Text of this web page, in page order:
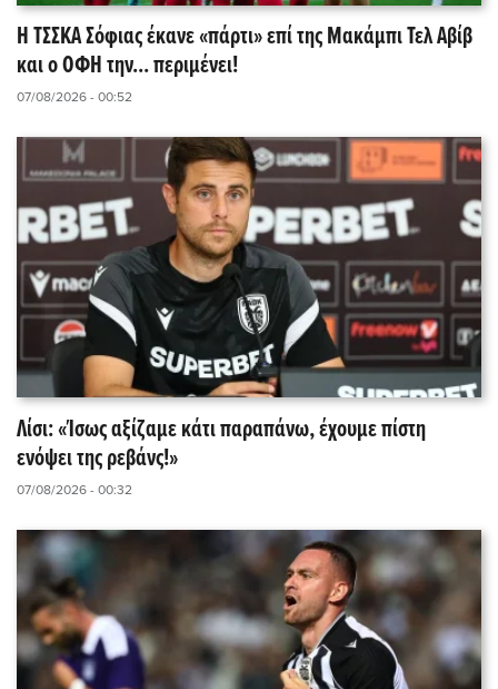
Η ΤΣΣΚΑ Σόφιας έκανε «πάρτι» επί της Μακάμπι Τελ Αβίβ
και ο ΟΦΗ την... περιμένει!
07/08/2026 - 00:52
Λίσι: «Ίσως αξίζαμε κάτι παραπάνω, έχουμε πίστη
ενόψει της ρεβάνς!»
07/08/2026 - 00:32